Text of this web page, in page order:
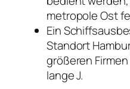
metropole Ost
Ein
Standort
größeren
lange J.